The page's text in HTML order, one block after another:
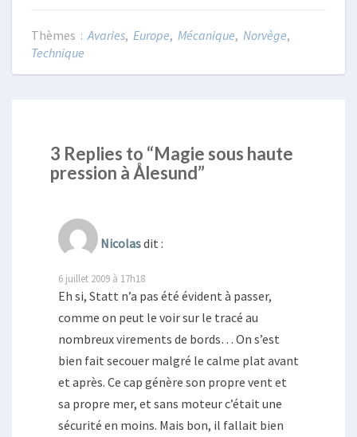
Avaries, Europe, Mécanique, Norvège,
Technique
3 Replies to “Magie sous haute
pression à Ålesund”
Nicolasdit :
6 juillet 2009 à 17h18
Eh si, Statt n’a pas été évident à passer,
comme on peut le voir sur le tracé au
nombreux virements de bords… On s’est
bien fait secouer malgré le calme plat avant
et après. Ce cap génère son propre vent et
sa propre mer, et sans moteur c’était une
sécurité en moins. Mais bon, il fallait bien